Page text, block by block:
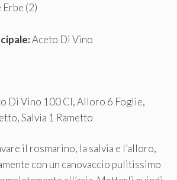
(2)
Aceto Di Vino
Di Vino 100 Cl, Alloro 6 Foglie,
Salvia 1 Rametto
il rosmarino, la salvia e l’alloro,
con un canovaccio pulitissimo